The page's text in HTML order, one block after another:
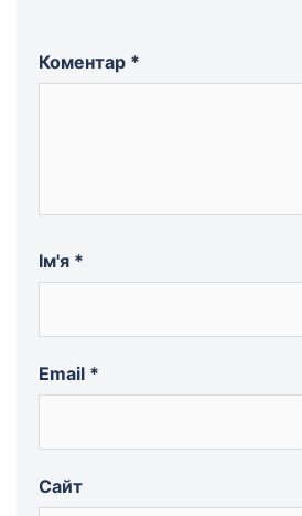
Коментар *
Ім'я *
Email *
Сайт